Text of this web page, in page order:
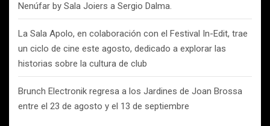
Nenúfar by Sala Joiers a Sergio Dalma.
La Sala Apolo, en colaboración con el Festival In-Edit, trae
un ciclo de cine este agosto, dedicado a explorar las
historias sobre la cultura de club
Brunch Electronik regresa a los Jardines de Joan Brossa
entre el 23 de agosto y el 13 de septiembre